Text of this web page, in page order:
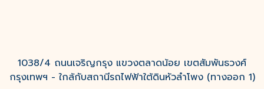
1038/4 ถนนเจริญกรุง แขวงตลาดน้อย เขตสัมพันธวงศ์
กรุงเทพฯ - ใกล้กับสถานีรถไฟฟ้าใต้ดินหัวลำโพง (ทางออก 1)